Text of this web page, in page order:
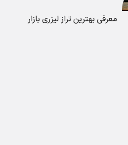
معرفی بهترین تراز لیزری بازار